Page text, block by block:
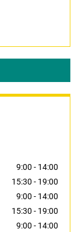
9:00 - 14:00
15:30 - 19:00
9:00 - 14:00
15:30 - 19:00
9:00 - 14:00